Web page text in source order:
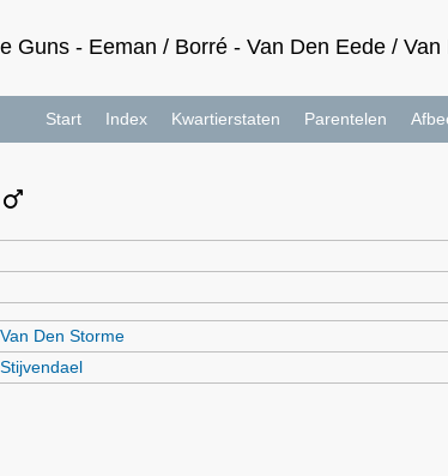
Guns - Eeman / Borré - Van Den Eede /
Start Index Kwartierstaten Parentelen
Den Storme